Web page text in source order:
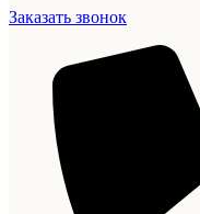
Заказать звонок